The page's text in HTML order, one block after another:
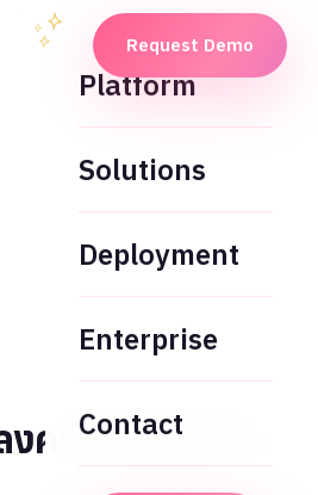
Request Demo
Platform
Solutions
Deployment
Enterprise
Contact
ครั้งใหญ่ในโลก